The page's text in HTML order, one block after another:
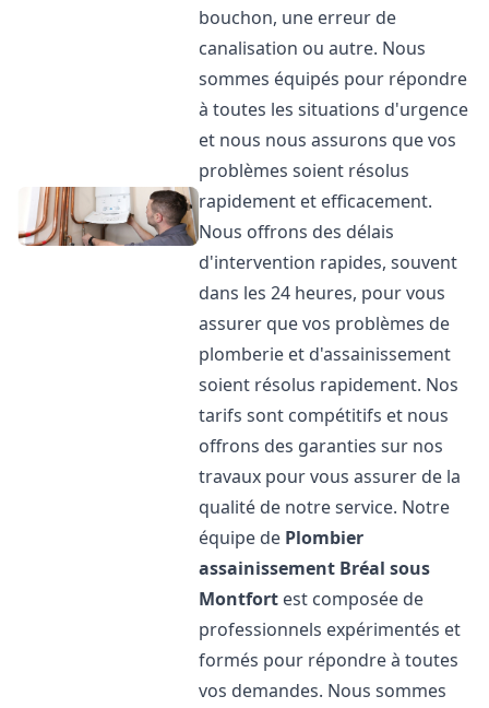
bouchon, une erreur de
canalisation ou autre. Nous
sommes équipés pour répondre
à toutes les situations d'urgence
et nous nous assurons que vos
problèmes soient résolus
rapidement et efficacement.
Nous offrons des délais
d'intervention rapides, souvent
dans les 24 heures, pour vous
assurer que vos problèmes de
plomberie et d'assainissement
soient résolus rapidement. Nos
tarifs sont compétitifs et nous
offrons des garanties sur nos
travaux pour vous assurer de la
qualité de notre service. Notre
équipe de Plombier
assainissement Bréal sous
Montfort est composée de
professionnels expérimentés et
formés pour répondre à toutes
vos demandes. Nous sommes